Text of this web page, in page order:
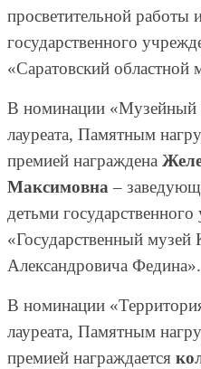
просветительной работы
государственного
«Саратовский областной
В номинации «Музейный
лауреата, Памятным
премией награждена
Максимовна –
детьми
«Государственный музей
Александровича Федина».
В номинации
лауреата, Памятным
премией награждается